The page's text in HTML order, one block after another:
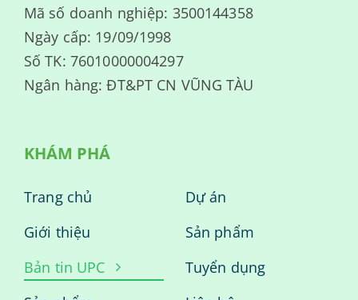
Mã số doanh nghiệp: 3500144358
Ngày cấp: 19/09/1998
Số TK: 76010000004297
Ngân hàng: ĐT&PT CN VŨNG TÀU
KHÁM PHÁ
Trang chủ
Giới thiệu
Bản tin UPC
Dự án
Sản phẩm
Tuyển dụng